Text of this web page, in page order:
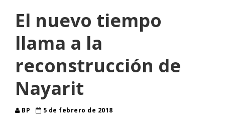
El nuevo tiempo
llama a la
reconstrucción de
Nayarit
BP
5 de febrero de 2018